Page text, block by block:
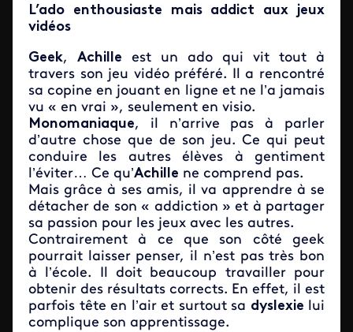
L’ado enthousiaste mais addict aux jeux
vidéos
Geek, Achille est un ado qui vit tout à
travers son jeu vidéo préféré. Il a rencontré
sa copine en jouant en ligne et ne l’a jamais
vu « en vrai », seulement en visio.
Monomaniaque, il n’arrive pas à parler
d’autre chose que de son jeu. Ce qui peut
conduire les autres élèves à gentiment
l’éviter… Ce qu’Achille ne comprend pas.
Mais grâce à ses amis, il va apprendre à se
détacher de son « addiction » et à partager
sa passion pour les jeux avec les autres.
Contrairement à ce que son côté geek
pourrait laisser penser, il n’est pas très bon
à l’école. Il doit beaucoup travailler pour
obtenir des résultats corrects. En effet, il est
parfois tête en l’air et surtout sa dyslexie lui
complique son apprentissage.